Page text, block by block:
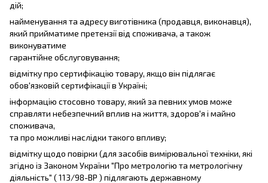
дій;
найменування та адресу виготівника (продавця, виконавця),
який прийматиме претензії від споживача, а також
виконуватиме
гарантійне обслуговування;
відмітку про сертифікацію товару, якщо він підлягає
обов'язковій сертифікації в Україні;
інформацію стосовно товару, який за певних умов може
справляти небезпечний вплив на життя, здоров'я і майно
споживача,
та про можливі наслідки такого впливу;
відмітку щодо повірки (для засобів вимірювальної техніки, які
згідно із Законом України "Про метрологію та метрологічну
діяльність" ( 113/98-ВР ) підлягають державному